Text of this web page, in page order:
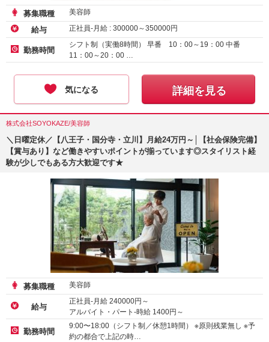
募集職種 美容師
給与 正社員-月給 : 300000～350000円
勤務時間
シフト制（実働8時間） 早番 10：00～19：00 中番
11：00～20：00 …
気になる 詳細を見る
株式会社SOYOKAZE/美容師
＼日曜定休／【八王子・国分寺・立川】月給24万円～│【社会保険完備】
【賞与あり】など働きやすいポイントが揃っています◎スタイリスト経
験が少しでもある方大歓迎です★
募集職種 美容師
給与
正社員-月給 240000円～
アルバイト・パート-時給 1400円～
勤務時間
9:00〜18:00（シフト制／休憩1時間） ※原則残業無し ※予
約の都合で上記の時…